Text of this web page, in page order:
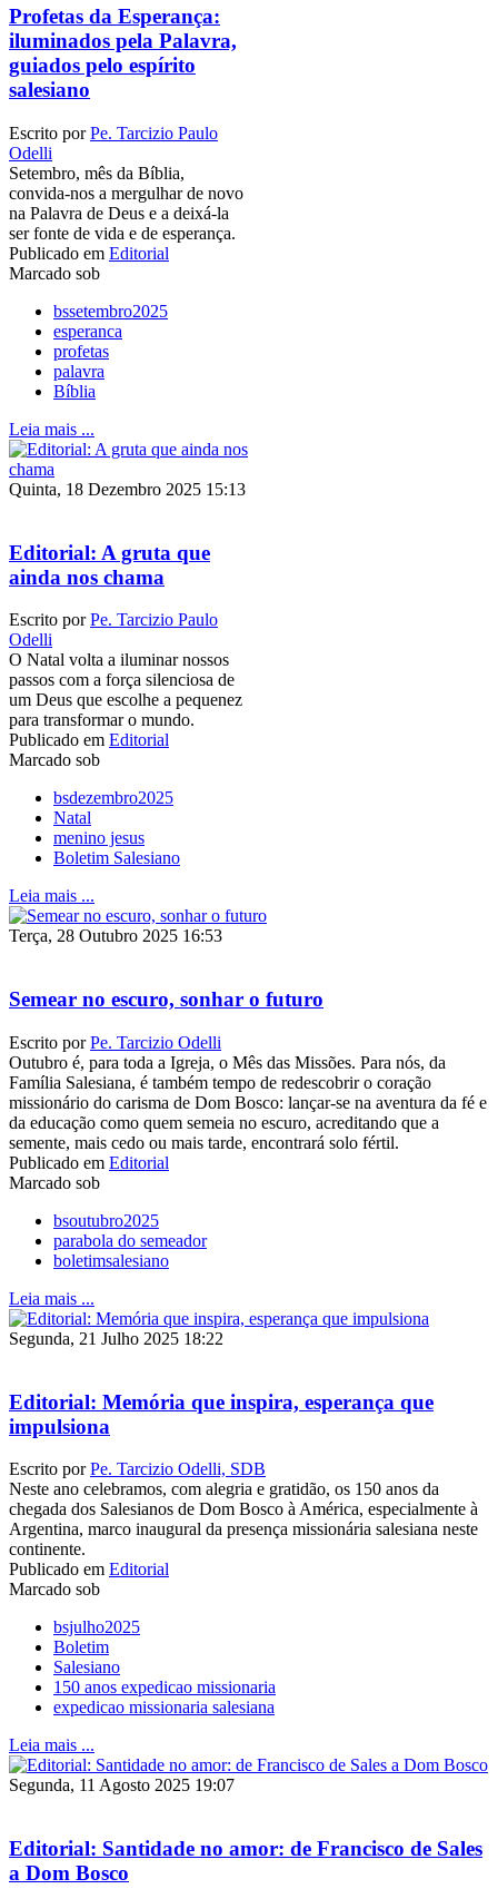
Profetas da Esperança:
iluminados pela Palavra,
guiados pelo espírito
salesiano
Escrito porPe. Tarcizio Paulo
Odelli
Setembro, mês da Bíblia,
convida-nos a mergulhar de novo
na Palavra de Deus e a deixá-la
ser fonte de vida e de esperança.
Publicado em Editorial
Marcado sob
bssetembro2025
esperanca
profetas
palavra
Bíblia
Leia mais ...
Quinta, 18 Dezembro 2025 15:13
Editorial: A gruta que
ainda nos chama
Escrito porPe. Tarcizio Paulo
Odelli
O Natal volta a iluminar nossos
passos com a força silenciosa de
um Deus que escolhe a pequenez
para transformar o mundo.
Publicado em Editorial
Marcado sob
bsdezembro2025
Natal
menino jesus
Boletim Salesiano
Leia mais ...
Terça, 28 Outubro 2025 16:53
Semear no escuro, sonhar o futuro
Escrito porPe. Tarcizio Odelli
Outubro é, para toda a Igreja, o Mês das Missões. Para nós, da
Família Salesiana, é também tempo de redescobrir o coração
missionário do carisma de Dom Bosco: lançar-se na aventura da fé e
da educação como quem semeia no escuro, acreditando que a
semente, mais cedo ou mais tarde, encontrará solo fértil.
Publicado em Editorial
Marcado sob
bsoutubro2025
parabola do semeador
boletimsalesiano
Leia mais ...
Segunda, 21 Julho 2025 18:22
Editorial: Memória que inspira, esperança que
impulsiona
Escrito porPe. Tarcizio Odelli, SDB
Neste ano celebramos, com alegria e gratidão, os 150 anos da
chegada dos Salesianos de Dom Bosco à América, especialmente à
Argentina, marco inaugural da presença missionária salesiana neste
continente.
Publicado em Editorial
Marcado sob
bsjulho2025
Boletim
Salesiano
150 anos expedicao missionaria
expedicao missionaria salesiana
Leia mais ...
Segunda, 11 Agosto 2025 19:07
Editorial: Santidade no amor: de Francisco de Sales
a Dom Bosco